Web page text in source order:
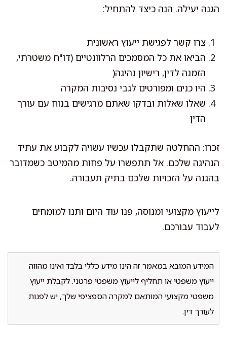
הגנה יעילה. הנה כיצד להתחיל:
צרו קשר לפגישת ייעוץ ראשונית
הביאו את כל המסמכים הרלוונטיים (דו"ח משטרתי,
הזמנה לדין, רישיון נהיגה(
היו כנים ומפורטים לגבי נסיבות המקרה
שאלו שאלות ובדקו שאתם מרגישים בנוח עם עורך
הדין
זכרו: ההחלטה שתקבלו עכשיו עשויה לקבוע את עתיד
הנהיגה שלכם. אל תתפשרו על פחות מהמיטב כשמדובר
בהגנה על הזכויות שלכם בתיק תעבורה.
לייעוץ מקצועי ומנוסה, פנו עוד היום ותנו למומחים
לעבוד עבורכם.
המידע המובא במאמר זה הינו מידע כללי בלבד ואינו מהווה
ייעוץ משפטי או תחליף לייעוץ משפטי פרטני. לקבלת ייעוץ
משפטי מקצועי המותאם למקרה הספציפי שלך, יש לפנות
לעורך דין.